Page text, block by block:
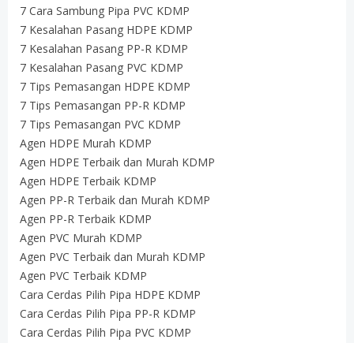
7 Cara Sambung Pipa PVC KDMP
7 Kesalahan Pasang HDPE KDMP
7 Kesalahan Pasang PP-R KDMP
7 Kesalahan Pasang PVC KDMP
7 Tips Pemasangan HDPE KDMP
7 Tips Pemasangan PP-R KDMP
7 Tips Pemasangan PVC KDMP
Agen HDPE Murah KDMP
Agen HDPE Terbaik dan Murah KDMP
Agen HDPE Terbaik KDMP
Agen PP-R Terbaik dan Murah KDMP
Agen PP-R Terbaik KDMP
Agen PVC Murah KDMP
Agen PVC Terbaik dan Murah KDMP
Agen PVC Terbaik KDMP
Cara Cerdas Pilih Pipa HDPE KDMP
Cara Cerdas Pilih Pipa PP-R KDMP
Cara Cerdas Pilih Pipa PVC KDMP